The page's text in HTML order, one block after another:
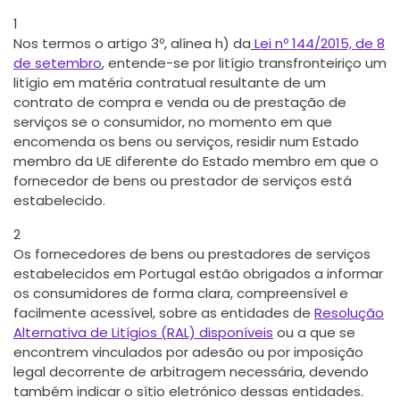
1
Nos termos o artigo 3º, alínea h) da Lei nº 144/2015, de 8
de setembro, entende-se por litígio transfronteiriço um
litígio em matéria contratual resultante de um
contrato de compra e venda ou de prestação de
serviços se o consumidor, no momento em que
encomenda os bens ou serviços, residir num Estado
membro da UE diferente do Estado membro em que o
fornecedor de bens ou prestador de serviços está
estabelecido.
2
Os fornecedores de bens ou prestadores de serviços
estabelecidos em Portugal estão obrigados a informar
os consumidores de forma clara, compreensível e
facilmente acessível, sobre as entidades de Resolução
Alternativa de Litígios (RAL) disponíveis ou a que se
encontrem vinculados por adesão ou por imposição
legal decorrente de arbitragem necessária, devendo
também indicar o sítio eletrónico dessas entidades.